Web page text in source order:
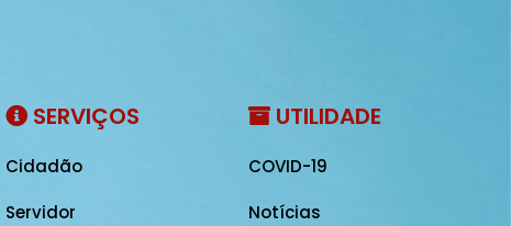
SERVIÇOS
Cidadão
Servidor
UTILIDADE
COVID-19
Notícias